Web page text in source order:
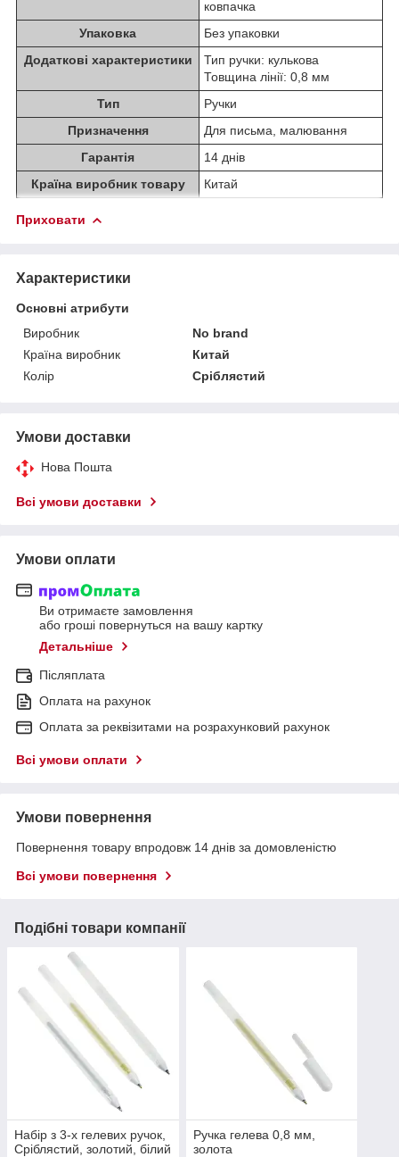
ковпачка
Упаковка
Без упаковки
Додаткові характеристики
Тип ручки: кулькова
Товщина лінії: 0,8 мм
Тип
Ручки
Призначення
Для письма, малювання
Гарантія
14 днів
Країна виробник товару
Китай
Приховати
Характеристики
Основні атрибути
Виробник
No brand
Країна виробник
Китай
Колір
Сріблястий
Умови доставки
Нова Пошта
Всі умови доставки
Умови оплати
Ви отримаєте замовлення
або гроші повернуться на вашу картку
Детальніше
Післяплата
Оплата на рахунок
Оплата за реквізитами на розрахунковий рахунок
Всі умови оплати
Умови повернення
Повернення товару впродовж 14 днів за домовленістю
Всі умови повернення
Подібні товари компанії
Набір з 3-х гелевих ручок,
Сріблястий, золотий, білий
Ручка гелева 0,8 мм,
золота